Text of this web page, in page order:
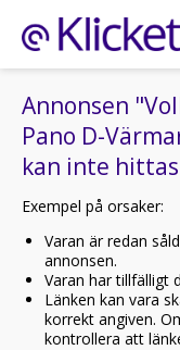
Annonsen
Pano D-
kan inte
Exempel på orsaker:
Varan är redan
annonsen.
Varan har tillfälligt
Länken kan vara
korrekt angiven.
kontrollera att